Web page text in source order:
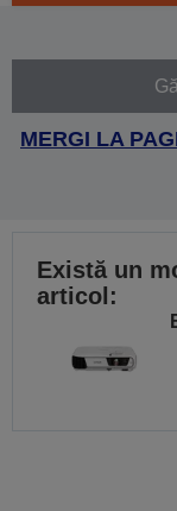
MERGI LA
Există un
articol: